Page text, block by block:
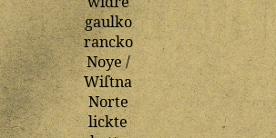
gaulko
rancko
Noye/
Wiſtna
Norte
lickte